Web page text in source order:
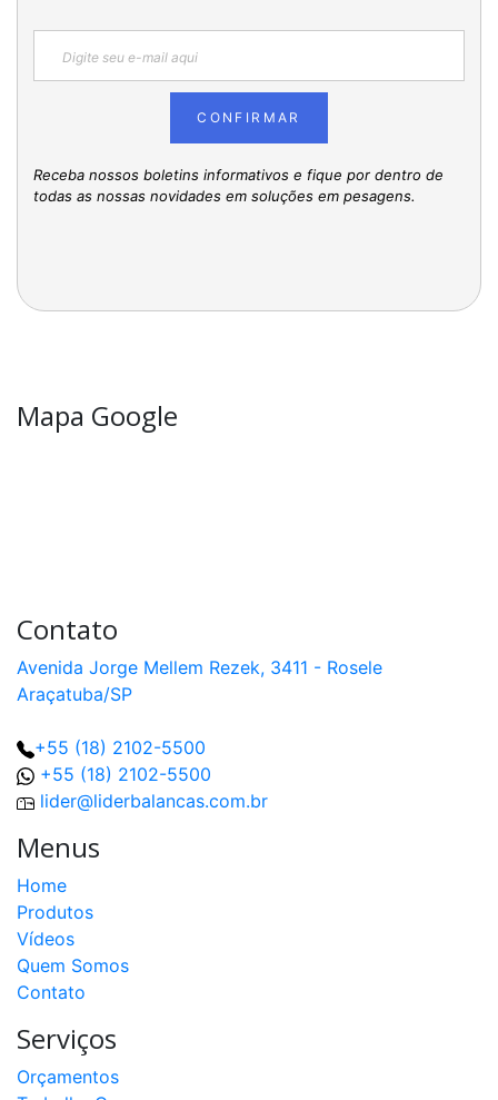
CONFIRMAR
Receba nossos boletins informativos e fique por dentro de
todas as nossas novidades em soluções em pesagens.
Mapa Google
Contato
Avenida Jorge Mellem Rezek, 3411 - Rosele
Araçatuba/SP
+55 (18) 2102-5500
+55 (18) 2102-5500
lider@liderbalancas.com.br
Menus
Home
Produtos
Vídeos
Quem Somos
Contato
Serviços
Orçamentos